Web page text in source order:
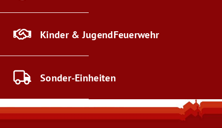
Kinder & JugendFeuerwehr
Sonder-Einheiten